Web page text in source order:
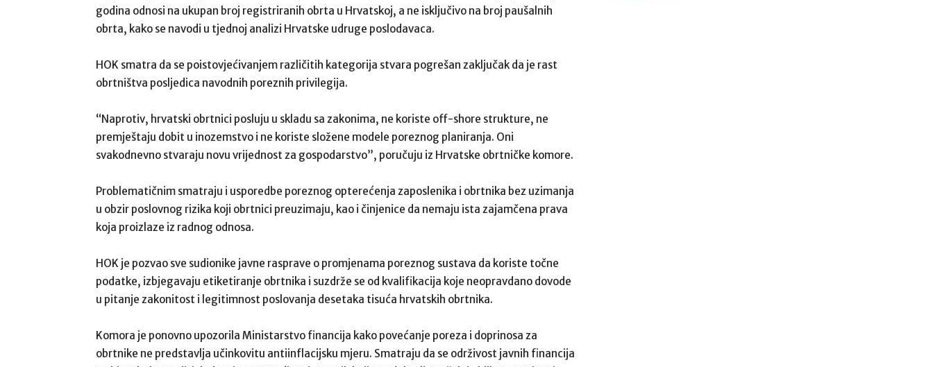
godina odnosi na ukupan broj registriranih obrta u Hrvatskoj, a ne isključivo na broj paušalnih
obrta, kako se navodi u tjednoj analizi Hrvatske udruge poslodavaca.
HOK smatra da se poistovjećivanjem različitih kategorija stvara pogrešan zaključak da je rast
obrtništva posljedica navodnih poreznih privilegija.
“Naprotiv, hrvatski obrtnici posluju u skladu sa zakonima, ne koriste off-shore strukture, ne
premještaju dobit u inozemstvo i ne koriste složene modele poreznog planiranja. Oni
svakodnevno stvaraju novu vrijednost za gospodarstvo”, poručuju iz Hrvatske obrtničke komore.
Problematičnim smatraju i usporedbe poreznog opterećenja zaposlenika i obrtnika bez uzimanja
u obzir poslovnog rizika koji obrtnici preuzimaju, kao i činjenice da nemaju ista zajamčena prava
koja proizlaze iz radnog odnosa.
HOK je pozvao sve sudionike javne rasprave o promjenama poreznog sustava da koriste točne
podatke, izbjegavaju etiketiranje obrtnika i suzdrže se od kvalifikacija koje neopravdano dovode
u pitanje zakonitost i legitimnost poslovanja desetaka tisuća hrvatskih obrtnika.
Komora je ponovno upozorila Ministarstvo financija kako povećanje poreza i doprinosa za
obrtnike ne predstavlja učinkovitu antiinflacijsku mjeru. Smatraju da se održivost javnih financija